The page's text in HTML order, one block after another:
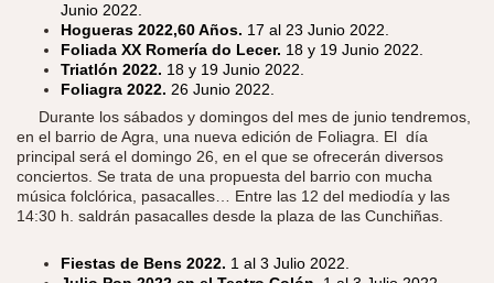
Junio 2022.
Hogueras 2022,60 Años. 17 al 23 Junio 2022.
Foliada XX Romería do Lecer. 18 y 19 Junio 2022.
Triatlón 2022. 18 y 19 Junio 2022.
Foliagra 2022. 26 Junio 2022.
Durante los sábados y domingos del mes de junio tendremos,
en el barrio de Agra, una nueva edición de Foliagra. El día
principal será el domingo 26, en el que se ofrecerán diversos
conciertos. Se trata de una propuesta del barrio con mucha
música folclórica, pasacalles… Entre las 12 del mediodía y las
14:30 h. saldrán pasacalles desde la plaza de las Cunchiñas.
Fiestas de Bens 2022. 1 al 3 Julio 2022.